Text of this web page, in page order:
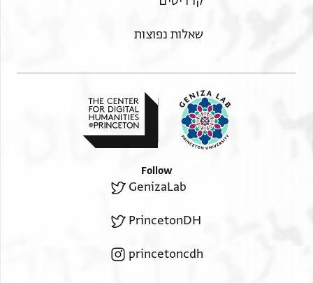
שאלות נפוצות
Follow
GenizaLab
PrincetonDH
princetoncdh